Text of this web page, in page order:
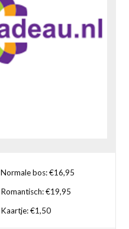
Normale bos: €16,95
Romantisch: €19,95
Kaartje: €1,50